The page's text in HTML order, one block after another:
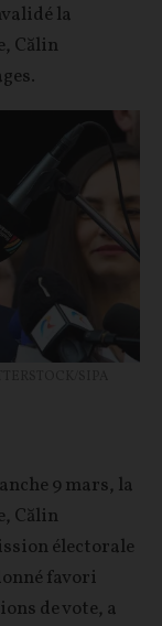
la
Călin
9 mars, la
Călin
électorale
favori
de vote, a